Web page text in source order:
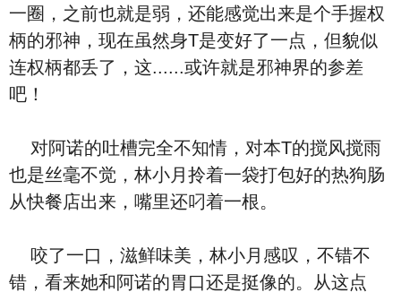
一圈，之前也就是弱，还能感觉出来是个手握权
柄的邪神，现在虽然身T是变好了一点，但貌似
连权柄都丢了，这......或许就是邪神界的参差
吧！
对阿诺的吐槽完全不知情，对本T的搅风搅雨
也是丝毫不觉，林小月拎着一袋打包好的热狗肠
从快餐店出来，嘴里还叼着一根。
咬了一口，滋鲜味美，林小月感叹，不错不
错，看来她和阿诺的胃口还是挺像的。从这点